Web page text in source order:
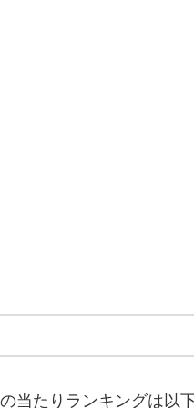
当たりランキングは以